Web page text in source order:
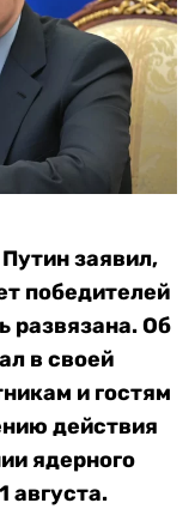
заявил,
победителей
развязана. Об
в своей
и гостям
действия
ядерного
августа.